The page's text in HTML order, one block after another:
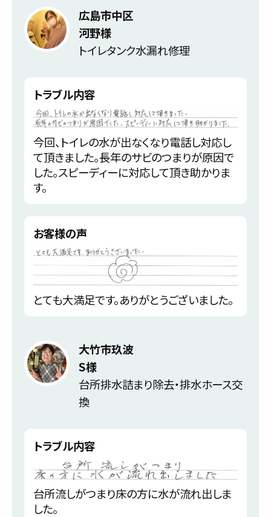
広島市中区
河野様
トイレタンク水漏れ修理
トラブル内容
今回、トイレの水が出なくなり電話し対応し
て頂きました。長年のサビのつまりが原因で
した。スピーディーに対応して頂き助かりま
す。
お客様の声
とても大満足です。ありがとうございました。
大竹市玖波
S様
台所排水詰まり除去・排水ホース交
換
トラブル内容
台所流しがつまり床の方に水が流れ出しま
した。